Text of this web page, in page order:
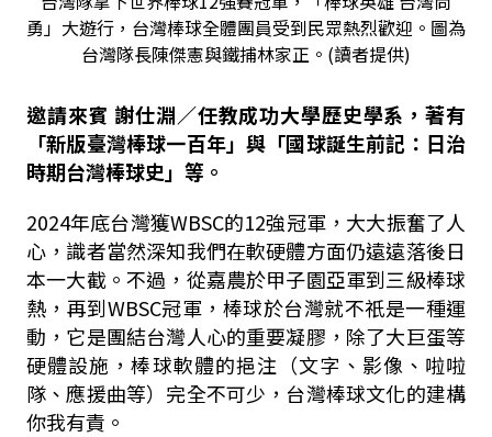
勇」大遊行，台灣棒球全體團員受到民眾熱烈歡迎。圖為
台灣隊長陳傑憲與鐵捕林家正。(讀者提供)
邀請來賓 謝仕淵／任教成功大學歷史學系，著有
「新版臺灣棒球一百年」與「國球誕生前記：日治
時期台灣棒球史」等。
2024年底台灣獲WBSC的12強冠軍，大大振奮了人
心，識者當然深知我們在軟硬體方面仍遠遠落後日
本一大截。不過，從嘉農於甲子園亞軍到三級棒球
熱，再到WBSC冠軍，棒球於台灣就不祇是一種運
動，它是團結台灣人心的重要凝膠，除了大巨蛋等
硬體設施，棒球軟體的挹注（文字、影像、啦啦
隊、應援曲等）完全不可少，台灣棒球文化的建構
你我有責。